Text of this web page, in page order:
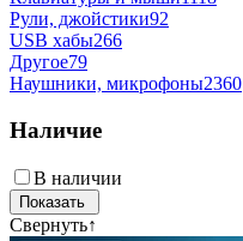
Рули, джойстики92
USB хабы266
Другое79
Наушники, микрофоны2360
Наличие
В наличии
Свернуть↑